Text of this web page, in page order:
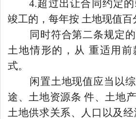
4.超过出让合同约定
竣工的，每年按 土地现值百
同时符合第二条规定
土地情形的，从 重适用前
式。
闲置土地现值应当以
途、土地资源条 件、土地
土地供求关系、人口以及经